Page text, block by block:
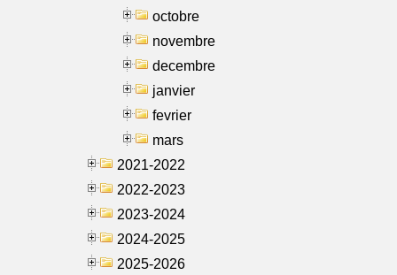
octobre
novembre
decembre
janvier
fevrier
mars
2021-2022
2022-2023
2023-2024
2024-2025
2025-2026